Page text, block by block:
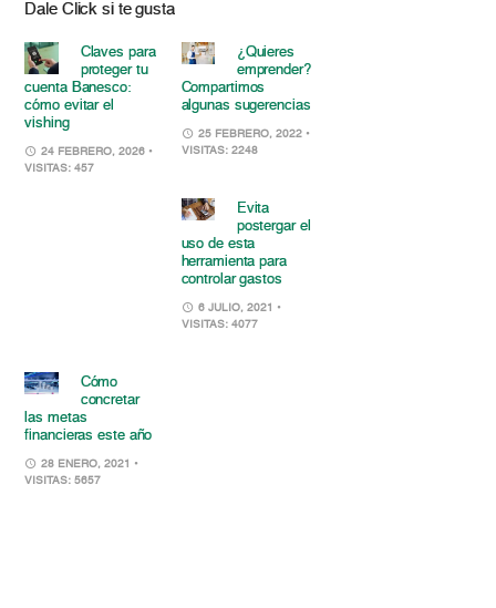
Dale Click si te gusta
Claves para
proteger tu
cuenta Banesco:
cómo evitar el
vishing
24 FEBRERO, 2026 •
VISITAS: 457
¿Quieres
emprender?
Compartimos
algunas sugerencias
25 FEBRERO, 2022 •
VISITAS: 2248
Evita
postergar el
uso de esta
herramienta para
controlar gastos
6 JULIO, 2021
•
VISITAS: 4077
Cómo
concretar
las metas
financieras este año
28 ENERO, 2021 •
VISITAS: 5657